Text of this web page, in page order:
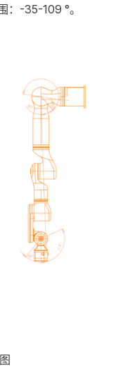
：-35-109 °。